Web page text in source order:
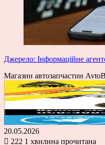
Джерело: Інформаційне
Магазин автозапчастин
20.05.2026
222 1 хвилина прочитана